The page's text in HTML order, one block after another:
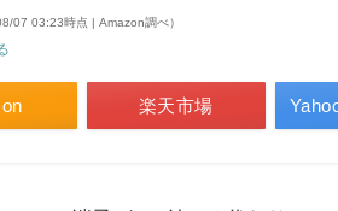
07 03:23時点 | Amazon調べ）
楽天市場